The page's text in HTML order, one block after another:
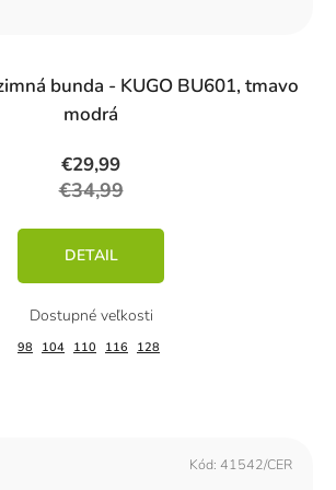
bunda - KUGO BU601, tmavo
modrá
€29,99
€34,99
DETAIL
98 104 110 116 128
Kód: 41542/CER